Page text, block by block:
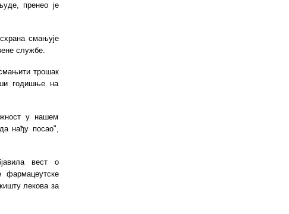
пренео је
смањује
службе.
трошак
годишње на
у нашем
нађу посао",
вест о
фармацеутске
лекова за